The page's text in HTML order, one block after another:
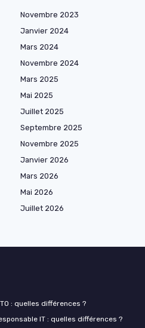
Novembre 2023
Janvier 2024
Mars 2024
Novembre 2024
Mars 2025
Mai 2025
Juillet 2025
Septembre 2025
Novembre 2025
Janvier 2026
Mars 2026
Mai 2026
Juillet 2026
: quelles différences ?
IT : quelles différences ?